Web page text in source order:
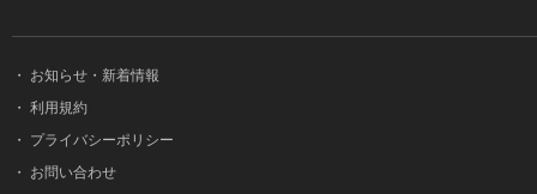
・
お知らせ・新着情報
・ 利用規約
・
プライバシーポリシー
・
お問い合わせ